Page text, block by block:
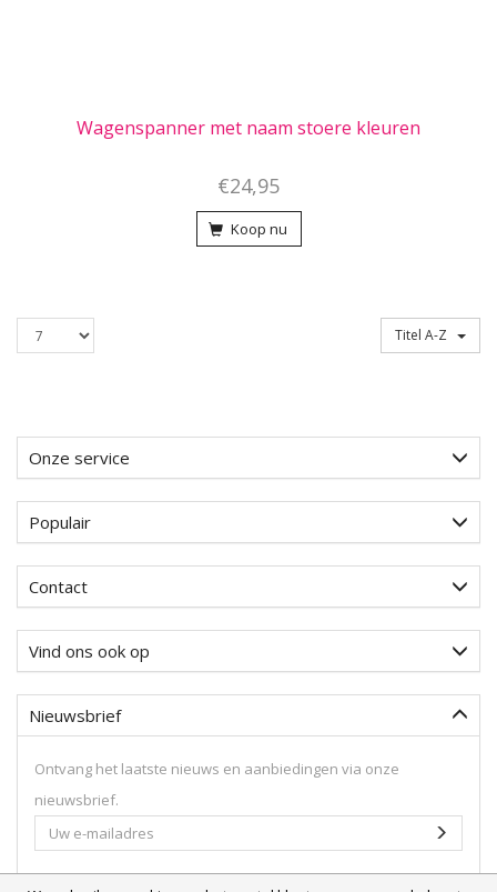
Wagenspanner met naam stoere kleuren
€24,95
Koop nu
per
Sorteren op
Onze service
Populair
Contact
Vind ons ook op
Nieuwsbrief
Ontvang het laatste nieuws en aanbiedingen via onze
nieuwsbrief.
Uw